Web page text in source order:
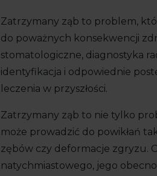
Zatrzymany ząb to problem,
do poważnych konsekwencji
stomatologiczne, diagnostyka
identyfikacja i odpowiednie
leczenia w przyszłości.
Zatrzymany ząb to nie tylko
może prowadzić do powikłań
zębów czy deformacje zgryzu.
natychmiastowego, jego